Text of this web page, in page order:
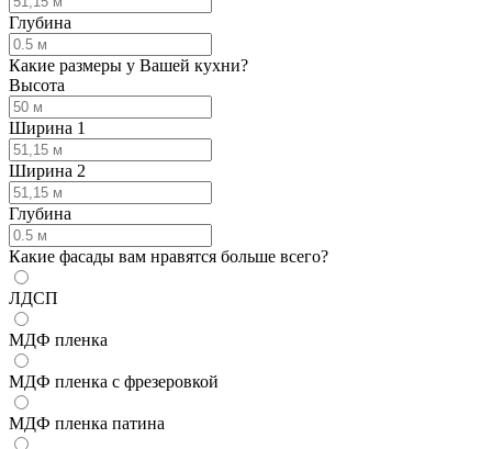
Глубина
Какие размеры у Вашей кухни?
Высота
Ширина 1
Ширина 2
Глубина
Какие фасады вам нравятся больше всего?
ЛДСП
МДФ пленка
МДФ пленка с фрезеровкой
МДФ пленка патина